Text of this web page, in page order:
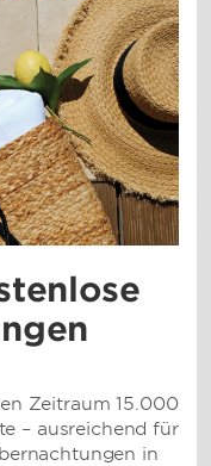
Zeitraum 15.000
– ausreichend für
in